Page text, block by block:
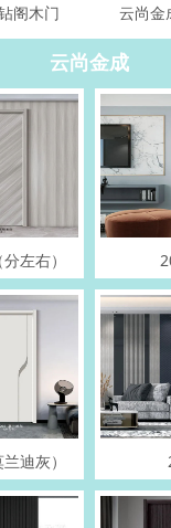
阁木门 云尚金
云尚金成
左右）
迪灰）